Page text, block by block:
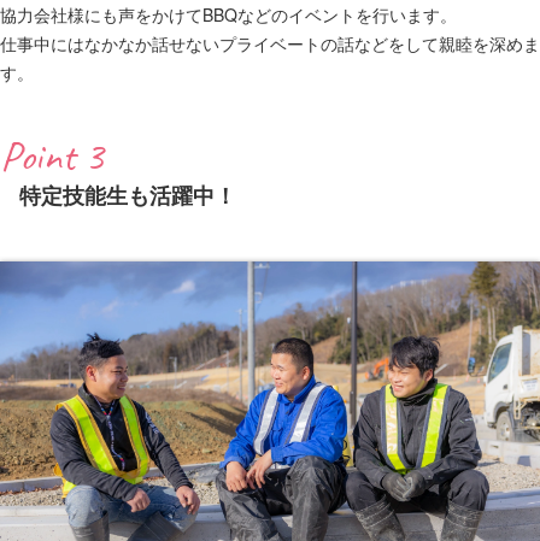
協力会社様にも声をかけてBBQなどのイベントを行います。
仕事中にはなかなか話せないプライベートの話などをして親睦を深めま
す。
Point 3
特定技能生も活躍中！